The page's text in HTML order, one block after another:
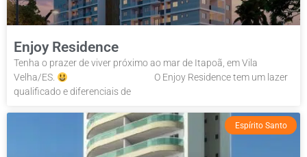
Enjoy Residence
Tenha o prazer de viver próximo ao mar de Itapoã, em Vila
Velha/ES.
⠀⠀⠀⠀⠀⠀⠀⠀⠀⠀⠀⠀ O Enjoy Residence tem um lazer
qualificado e diferenciais de
Espírito Santo